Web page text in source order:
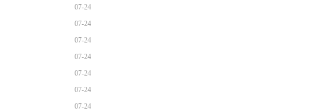
07-24
07-24
07-24
07-24
07-24
07-24
07-24